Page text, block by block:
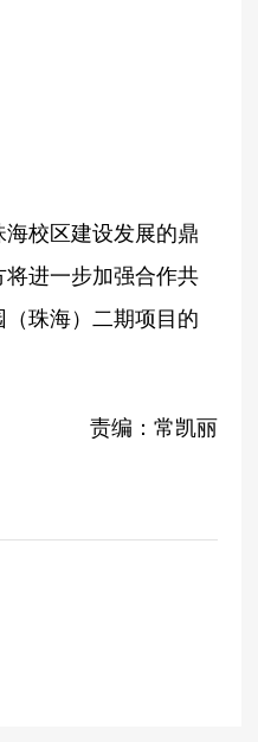
校区建设发展的鼎
进一步加强合作共
珠海）二期项目的
责编：常凯丽